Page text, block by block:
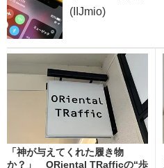
(IIJmio)
「神が与えてくれた履き物
か？」 ORiental TRafficの“歩